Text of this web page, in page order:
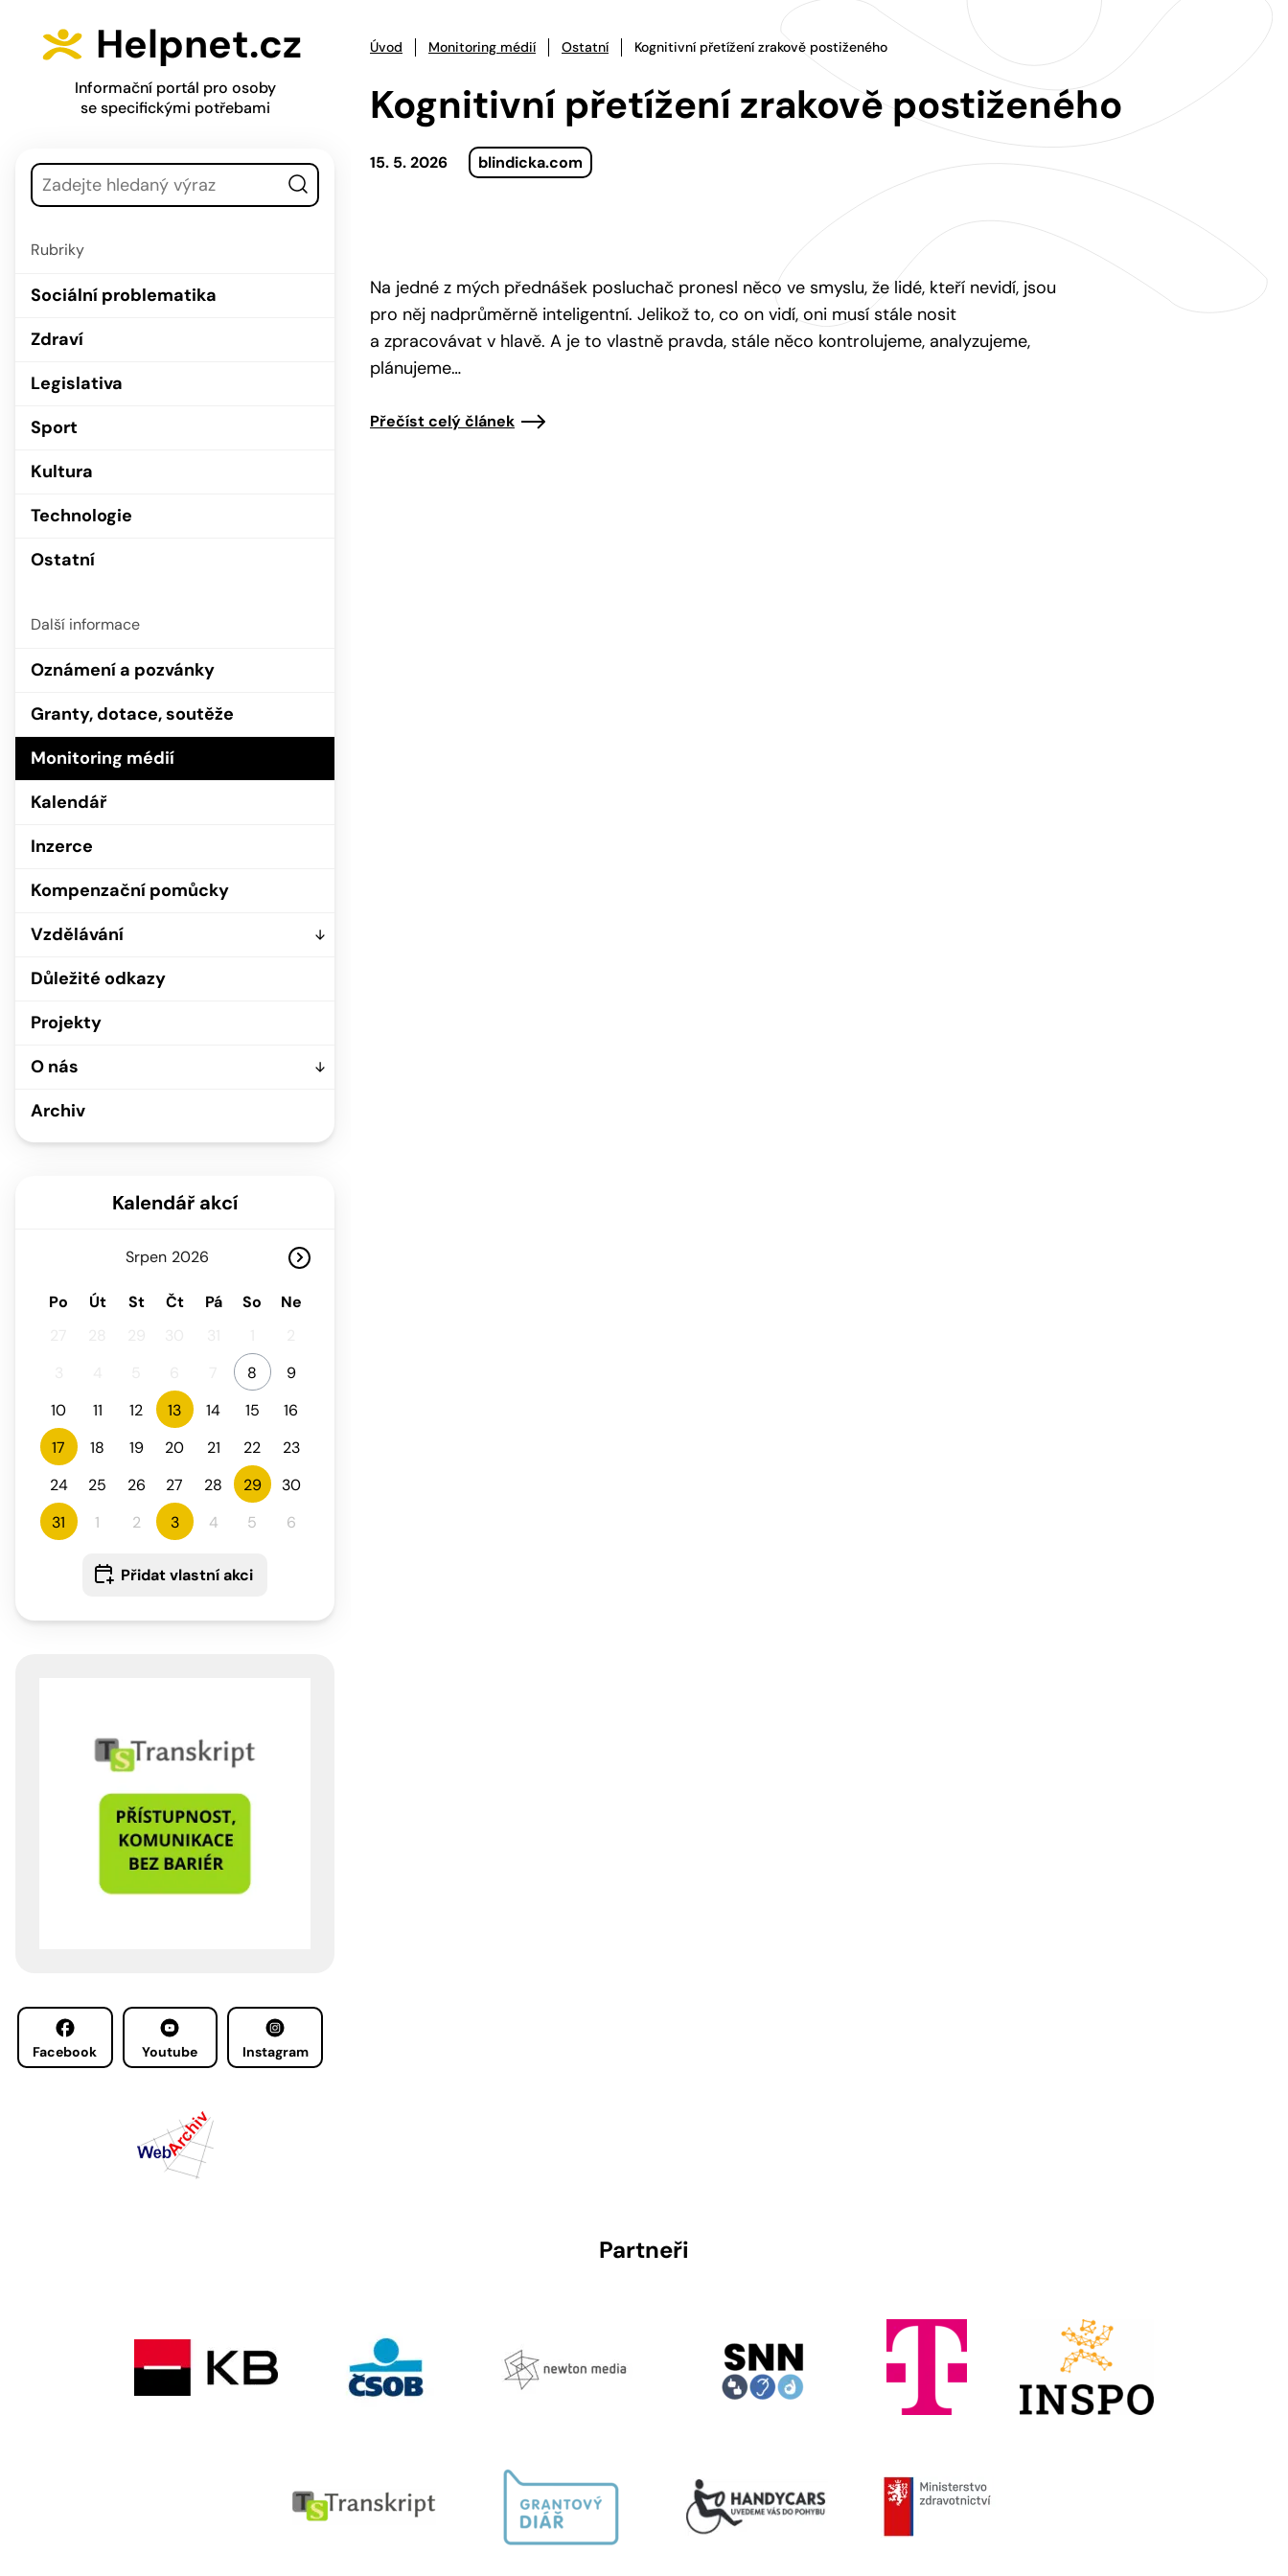
Helpnet.cz
Informační portál pro osoby
se specifickými potřebami
Rubriky
Sociální problematika
Zdraví
Legislativa
Sport
Kultura
Technologie
Ostatní
Další informace
Oznámení a pozvánky
Granty, dotace, soutěže
Monitoring médií
Kalendář
Inzerce
Kompenzační pomůcky
Vzdělávání
Důležité odkazy
Projekty
O nás
Archiv
Kalendář akcí
Srpen
Po Út St Čt Pá So
Ne
8
9
10
11 12 13 14 15
16
17
18 19 20 21 22
23
24
25 26 27 28 29
30
31
1 2 3 4 5 6
Přidat vlastní akci
Facebook Youtube Instagram
Úvod Monitoring médií Ostatní Kognitivní přetížení zrakově postiženého
Kognitivní přetížení zrakově postiženého
15. 5. 2026 blindicka.com
Na jedné z mých přednášek posluchač pronesl něco ve smyslu, že lidé, kteří nevidí, jsou
pro něj nadprůměrně inteligentní. Jelikož to, co on vidí, oni musí stále nosit
a zpracovávat v hlavě. A je to vlastně pravda, stále něco kontrolujeme, analyzujeme,
plánujeme…
Přečíst celý článek
Partneři